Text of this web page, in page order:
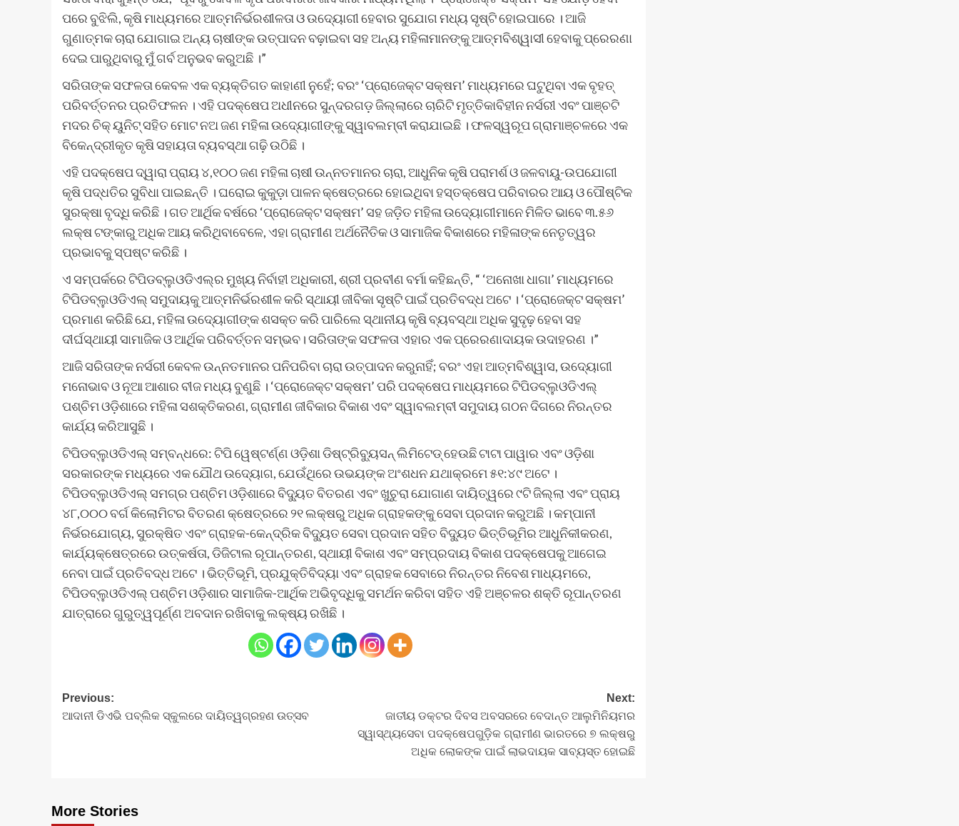
ପରେ ବୁଝିଲି, କୃଷି ମାଧ୍ୟମରେ ଆତ୍ମନିର୍ଭରଶୀଳତା ଓ ଉଦ୍ୟୋଗୀ ହେବାର ସୁଯୋଗ ମଧ୍ୟ ସୃଷ୍ଟି ହୋଇପାରେ । ଆଜି
ଗୁଣାତ୍ମକ ଚାରା ଯୋଗାଇ ଅନ୍ୟ ଚାଷୀଙ୍କ ଉତ୍ପାଦନ ବଢ଼ାଇବା ସହ ଅନ୍ୟ ମହିଳାମାନଙ୍କୁ ଆତ୍ମବିଶ୍ୱାସୀ ହେବାକୁ ପ୍ରେରଣା
ଦେଇ ପାରୁଥିବାରୁ ମୁଁ ଗର୍ବ ଅନୁଭବ କରୁଅଛି ।”
ସରିତାଙ୍କ ସଫଳତା କେବଳ ଏକ ବ୍ୟକ୍ତିଗତ କାହାଣୀ ନୁହେଁ; ବରଂ ‘ପ୍ରୋଜେକ୍ଟ ସକ୍ଷମ’ ମାଧ୍ୟମରେ ଘଟୁଥିବା ଏକ ବୃହତ୍
ପରିବର୍ତ୍ତନର ପ୍ରତିଫଳନ । ଏହି ପଦକ୍ଷେପ ଅଧୀନରେ ସୁନ୍ଦରଗଡ଼ ଜିଲ୍ଲାରେ ଚାରିଟି ମୃତ୍ତିକାବିହୀନ ନର୍ସରୀ ଏବଂ ପାଞ୍ଚଟି
ମଦର ଚିକ୍ ୟୁନିଟ୍ ସହିତ ମୋଟ ନଅ ଜଣ ମହିଳା ଉଦ୍ୟୋଗୀଙ୍କୁ ସ୍ୱାବଲମ୍ବୀ କରାଯାଇଛି । ଫଳସ୍ୱରୂପ ଗ୍ରାମାଞ୍ଚଳରେ ଏକ
ବିକେନ୍ଦ୍ରୀକୃତ କୃଷି ସହାୟତା ବ୍ୟବସ୍ଥା ଗଢ଼ି ଉଠିଛି ।
ଏହି ପଦକ୍ଷେପ ଦ୍ୱାରା ପ୍ରାୟ ୪,୧୦୦ ଜଣ ମହିଳା ଚାଷୀ ଉନ୍ନତମାନର ଚାରା, ଆଧୁନିକ କୃଷି ପରାମର୍ଶ ଓ ଜଳବାୟୁ-ଉପଯୋଗୀ
କୃଷି ପଦ୍ଧତିର ସୁବିଧା ପାଇଛନ୍ତି । ଘରୋଇ କୁକୁଡ଼ା ପାଳନ କ୍ଷେତ୍ରରେ ହୋଇଥିବା ହସ୍ତକ୍ଷେପ ପରିବାରର ଆୟ ଓ ପୌଷ୍ଟିକ
ସୁରକ୍ଷା ବୃଦ୍ଧି କରିଛି । ଗତ ଆର୍ଥିକ ବର୍ଷରେ ‘ପ୍ରୋଜେକ୍ଟ ସକ୍ଷମ’ ସହ ଜଡ଼ିତ ମହିଳା ଉଦ୍ୟୋଗୀମାନେ ମିଳିତ ଭାବେ ୩.୫୬
ଲକ୍ଷ ଟଙ୍କାରୁ ଅଧିକ ଆୟ କରିଥିବାବେଳେ, ଏହା ଗ୍ରାମୀଣ ଅର୍ଥନୈତିକ ଓ ସାମାଜିକ ବିକାଶରେ ମହିଳାଙ୍କ ନେତୃତ୍ୱର
ପ୍ରଭାବକୁ ସ୍ପଷ୍ଟ କରିଛି ।
ଏ ସମ୍ପର୍କରେ ଟିପିଡବ୍ଲୁଓଡିଏଲ୍‌ର ମୁଖ୍ୟ ନିର୍ବାହୀ ଅଧିକାରୀ, ଶ୍ରୀ ପ୍ରବୀଣ ବର୍ମା କହିଛନ୍ତି, “ ‘ଅନୋଖା ଧାଗା’ ମାଧ୍ୟମରେ
ଟିପିଡବ୍ଲୁଓଡିଏଲ୍ ସମୁଦାୟକୁ ଆତ୍ମନିର୍ଭରଶୀଳ କରି ସ୍ଥାୟୀ ଜୀବିକା ସୃଷ୍ଟି ପାଇଁ ପ୍ରତିବଦ୍ଧ ଅଟେ । ‘ପ୍ରୋଜେକ୍ଟ ସକ୍ଷମ’
ପ୍ରମାଣ କରିଛି ଯେ, ମହିଳା ଉଦ୍ୟୋଗୀଙ୍କ ଶସକ୍ତ କରି ପାରିଲେ ସ୍ଥାନୀୟ କୃଷି ବ୍ୟବସ୍ଥା ଅଧିକ ସୁଦୃଢ଼ ହେବା ସହ
ଦୀର୍ଘସ୍ଥାୟୀ ସାମାଜିକ ଓ ଆର୍ଥିକ ପରିବର୍ତ୍ତନ ସମ୍ଭବ। ସରିତାଙ୍କ ସଫଳତା ଏହାର ଏକ ପ୍ରେରଣାଦାୟକ ଉଦାହରଣ ।”
ଆଜି ସରିତାଙ୍କ ନର୍ସରୀ କେବଳ ଉନ୍ନତମାନର ପନିପରିବା ଚାରା ଉତ୍ପାଦନ କରୁନାହିଁ; ବରଂ ଏହା ଆତ୍ମବିଶ୍ୱାସ, ଉଦ୍ୟୋଗୀ
ମନୋଭାବ ଓ ନୂଆ ଆଶାର ବୀଜ ମଧ୍ୟ ବୁଣୁଛି । ‘ପ୍ରୋଜେକ୍ଟ ସକ୍ଷମ’ ପରି ପଦକ୍ଷେପ ମାଧ୍ୟମରେ ଟିପିଡବ୍ଲୁଓଡିଏଲ୍
ପଶ୍ଚିମ ଓଡ଼ିଶାରେ ମହିଳା ସଶକ୍ତିକରଣ, ଗ୍ରାମୀଣ ଜୀବିକାର ବିକାଶ ଏବଂ ସ୍ୱାବଲମ୍ବୀ ସମୁଦାୟ ଗଠନ ଦିଗରେ ନିରନ୍ତର
କାର୍ଯ୍ୟ କରିଆସୁଛି ।
ଟିପିଡବ୍ଲୁଓଡିଏଲ୍ ସମ୍ବନ୍ଧରେ: ଟିପି ୱେଷ୍ଟର୍ଣ୍ଣ ଓଡ଼ିଶା ଡିଷ୍ଟ୍ରିବ୍ୟୁସନ୍ ଲିମିଟେଡ୍ ହେଉଛି ଟାଟା ପାୱାର ଏବଂ ଓଡ଼ିଶା
ସରକାରଙ୍କ ମଧ୍ୟରେ ଏକ ଯୌଥ ଉଦ୍ୟୋଗ, ଯେଉଁଥିରେ ଉଭୟଙ୍କ ଅଂଶଧନ ଯଥାକ୍ରମେ ୫୧:୪୯ ଅଟେ ।
ଟିପିଡବ୍ଲୁଓଡିଏଲ୍ ସମଗ୍ର ପଶ୍ଚିମ ଓଡ଼ିଶାରେ ବିଦ୍ୟୁତ ବିତରଣ ଏବଂ ଖୁଚୁରା ଯୋଗାଣ ଦାୟିତ୍ୱରେ ୯ଟି ଜିଲ୍ଲା ଏବଂ ପ୍ରାୟ
୪୮,୦୦୦ ବର୍ଗ କିଲୋମିଟର ବିତରଣ କ୍ଷେତ୍ରରେ ୨୧ ଲକ୍ଷରୁ ଅଧିକ ଗ୍ରାହକଙ୍କୁ ସେବା ପ୍ରଦାନ କରୁଅଛି । କମ୍ପାନୀ
ନିର୍ଭରଯୋଗ୍ୟ, ସୁରକ୍ଷିତ ଏବଂ ଗ୍ରାହକ-କେନ୍ଦ୍ରିକ ବିଦ୍ୟୁତ ସେବା ପ୍ରଦାନ ସହିତ ବିଦ୍ୟୁତ ଭିତ୍ତିଭୂମିର ଆଧୁନିକୀକରଣ,
କାର୍ଯ୍ୟକ୍ଷେତ୍ରରେ ଉତ୍କର୍ଷତା, ଡିଜିଟାଲ ରୂପାନ୍ତରଣ, ସ୍ଥାୟୀ ବିକାଶ ଏବଂ ସମ୍ପ୍ରଦାୟ ବିକାଶ ପଦକ୍ଷେପକୁ ଆଗେଇ
ନେବା ପାଇଁ ପ୍ରତିବଦ୍ଧ ଅଟେ । ଭିତ୍ତିଭୂମି, ପ୍ରଯୁକ୍ତିବିଦ୍ୟା ଏବଂ ଗ୍ରାହକ ସେବାରେ ନିରନ୍ତର ନିବେଶ ମାଧ୍ୟମରେ,
ଟିପିଡବ୍ଲୁଓଡିଏଲ୍ ପଶ୍ଚିମ ଓଡ଼ିଶାର ସାମାଜିକ-ଆର୍ଥିକ ଅଭିବୃଦ୍ଧିକୁ ସମର୍ଥନ କରିବା ସହିତ ଏହି ଅଞ୍ଚଳର ଶକ୍ତି ରୂପାନ୍ତରଣ
ଯାତ୍ରାରେ ଗୁରୁତ୍ୱପୂର୍ଣ୍ଣ ଅବଦାନ ରଖିବାକୁ ଲକ୍ଷ୍ୟ ରଖିଛି ।
Post
navigation
Previous:
ଆଦାନୀ ଡିଏଭି ପବ୍ଲିକ ସ୍କୁଲରେ ଦାୟିତ୍ୱଗ୍ରହଣ ଉତ୍ସବ
Next:
ଜାତୀୟ ଡକ୍ଟର ଦିବସ ଅବସରରେ ବେଦାନ୍ତ ଆଲୁମିନିୟମର
ସ୍ୱାସ୍ଥ୍ୟସେବା ପଦକ୍ଷେପଗୁଡ଼ିକ ଗ୍ରାମୀଣ ଭାରତରେ ୭ ଲକ୍ଷରୁ
ଅଧିକ ଲୋକଙ୍କ ପାଇଁ ଲାଭଦାୟକ ସାବ୍ୟସ୍ତ ହୋଇଛି
More Stories